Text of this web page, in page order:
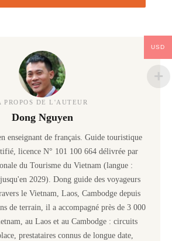
PROPOS DE L'AUTEUR
Dong Nguyen
enseignant de français. Guide touristique
licence N° 101 100 664 délivrée par
du Tourisme du Vietnam (langue :
2029). Dong guide des voyageurs
le Vietnam, Laos, Cambodge depuis
de terrain, il a accompagné près de 3 000
au Laos et au Cambodge : circuits
prestataires connus de longue date,
USD